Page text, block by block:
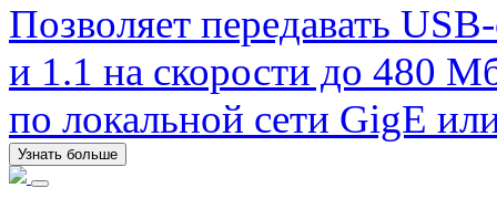
Позволяет передавать
и 1.1 на скорости до 480
по локальной сети GigE
Узнать больше